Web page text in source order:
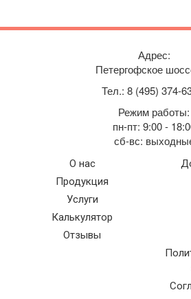
О нас
Продукция
Услуги
Калькулятор
Отзывы
Адрес:
Петергофское
Тел.: 8 (495) 374-
Режим работы:
пн-пт: 9:00 -
сб-вс: